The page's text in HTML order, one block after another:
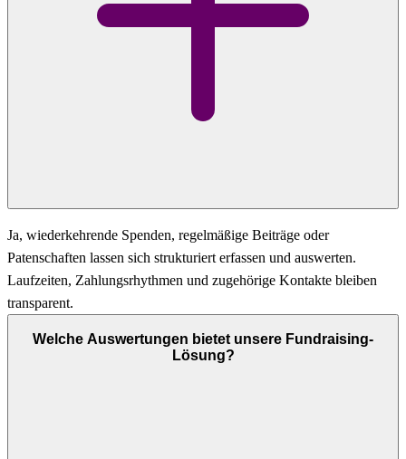
Ja, wiederkehrende Spenden, regelmäßige Beiträge oder
Patenschaften lassen sich strukturiert erfassen und auswerten.
Laufzeiten, Zahlungsrhythmen und zugehörige Kontakte bleiben
transparent.
Welche Auswertungen bietet unsere Fundraising-
Lösung?